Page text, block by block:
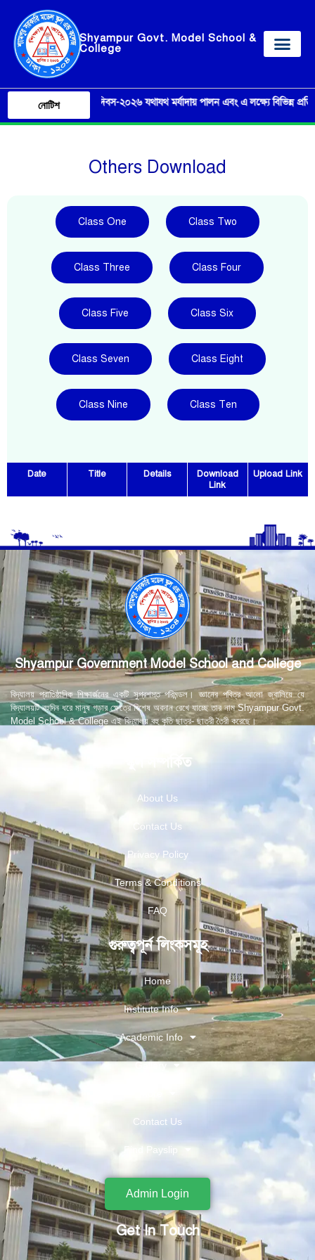
Shyampur Govt. Model School &
College
নোটিশ
গণঅভ্যুত্থান দিবস-২০২৬ যথাযথ মর্যাদায় পালন এবং এ লক্ষ্যে বিভিন্ন
Others Download
Class One Class Two
Class Three Class Four
Class Five Class Six
Class Seven Class Eight
Class Nine Class Ten
Date Title Details
Download
Link
Upload Link
Shyampur Government Model School and College
বিদ্যালয় প্রাতিষ্ঠানিক শিক্ষার্জনের একটি সুপ্রশস্ত পরিমন্ডল। জ্ঞানের পবিত্র আলো জ্বালিয়ে যে
বিদ্যালয়টি বহুদিন ধরে মানুষ গড়ার ক্ষেত্রে বিশেষ অবদান রেখে যাচ্ছে তার নাম Shyampur Govt.
Model School & College এই বিদ্যালয় বহু কৃতি ছাত্র- ছাত্রী তৈরী করেছে।
স্কুল সম্পর্কিত
About Us
Contact Us
Privacy Policy
Terms & Conditions
FAQ
গুরুত্বপূর্ন লিংকসমূহ
Home
Institute Info
Academic Info
Gallery
Contact Us
Find Payslip
Admin Login
Get In Touch